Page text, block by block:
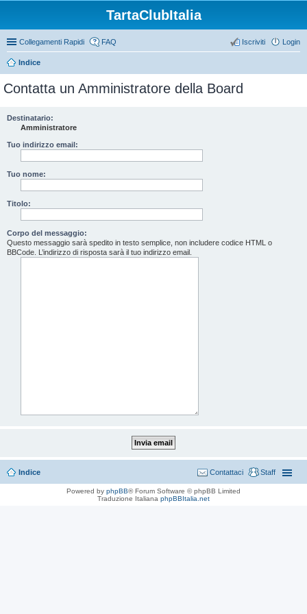
TartaClubItalia
Collegamenti Rapidi FAQ Login
Iscriviti
Indice
Contatta un Amministratore della Board
Destinatario:
Amministratore
Tuo indirizzo email:
Tuo nome:
Titolo:
Corpo del messaggio:
Questo messaggio sarà spedito in testo semplice, non includere codice HTML o
BBCode. L’indirizzo di risposta sarà il tuo indirizzo email.
Indice Staff
Contattaci
Powered by phpBB® Forum Software © phpBB Limited
Traduzione Italiana phpBBItalia.net